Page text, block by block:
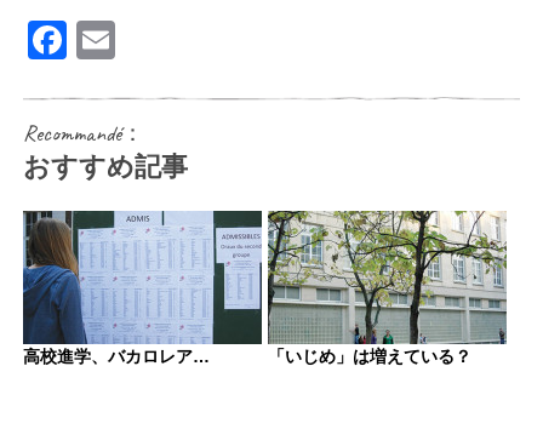
Facebook
Recommandé：
おすすめ記事
高校進学、バカロレア… 「いじめ」は増えている？